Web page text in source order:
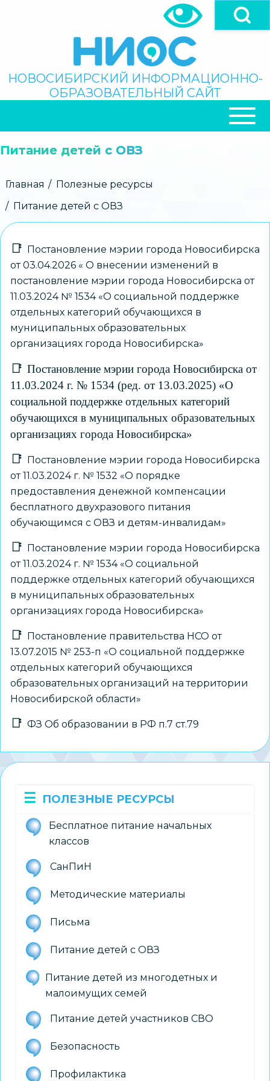
Поиск
НОВОСИБИРСКИЙ ИНФОРМАЦИОННО-
ОБРАЗОВАТЕЛЬНЫЙ САЙТ
НАВИГАЦИЯ
Питание детей с ОВЗ
Строка
Главная
Полезные ресурсы
Питание детей с ОВЗ
Постановление мэрии города Новосибирска
от 03.04.2026 « О внесении изменений в
постановление мэрии города Новосибирска от
11.03.2024 № 1534 «О социальной поддержке
отдельных категорий обучающихся в
муниципальных образовательных
организациях города Новосибирска»
Постановление мэрии города Новосибирска от
11.03.2024 г. № 1534 (ред. от 13.03.2025) «О
социальной поддержке отдельных категорий
обучающихся в муниципальных образовательных
организациях города Новосибирска»
Постановление мэрии города Новосибирска
от 11.03.2024 г. № 1532 «О порядке
предоставления денежной компенсации
бесплатного двухразового питания
обучающимся с ОВЗ и детям-инвалидам»
Постановление мэрии города Новосибирска
от 11.03.2024 г. № 1534 «О социальной
поддержке отдельных категорий обучающихся
в муниципальных образовательных
организациях города Новосибирска»
Постановление правительства НСО от
13.07.2015 № 253-п «О социальной поддержке
отдельных категорий обучающихся
образовательных организаций на территории
Новосибирской области»
ФЗ Об образовании в РФ п.7 ст.79
ПОЛЕЗНЫЕ РЕСУРСЫ
Бесплатное питание начальных
классов
СанПиН
Методические материалы
Письма
Питание детей с ОВЗ
Питание детей из многодетных и
малоимущих семей
Питание детей участников СВО
Безопасность
Профилактика